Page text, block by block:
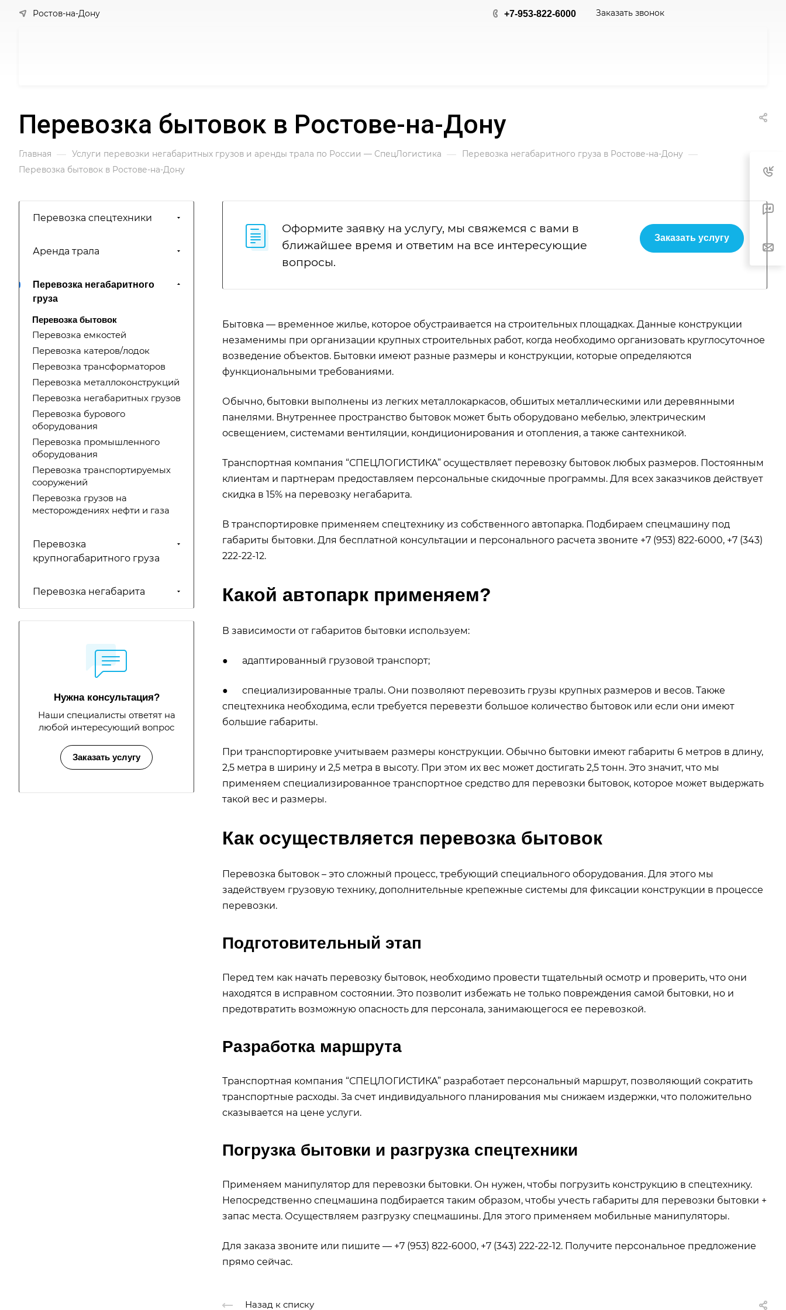
Ростов-на-Дону +7-953-822-6000 Заказать звонок
Перевозка бытовок в Ростове-на-Дону
Главная — Услуги перевозки негабаритных грузов и аренды трала по России — СпецЛогистика — Перевозка негабаритного груза в Ростове-на-Дону —
Перевозка бытовок в Ростове-на-Дону
Оформите заявку на услугу, мы свяжемся с вами в
ближайшее время и ответим на все интересующие
вопросы.
Заказать услугу
Бытовка — временное жилье, которое обустраивается на строительных площадках. Данные конструкции
незаменимы при организации крупных строительных работ, когда необходимо организовать круглосуточное
возведение объектов. Бытовки имеют разные размеры и конструкции, которые определяются
функциональными требованиями.
Обычно, бытовки выполнены из легких металлокаркасов, обшитых металлическими или деревянными
панелями. Внутреннее пространство бытовок может быть оборудовано мебелью, электрическим
освещением, системами вентиляции, кондиционирования и отопления, а также сантехникой.
Транспортная компания “СПЕЦЛОГИСТИКА” осуществляет перевозку бытовок любых размеров. Постоянным
клиентам и партнерам предоставляем персональные скидочные программы. Для всех заказчиков действует
скидка в 15% на перевозку негабарита.
В транспортировке применяем спецтехнику из собственного автопарка. Подбираем спецмашину под
габариты бытовки. Для бесплатной консультации и персонального расчета звоните +7 (953) 822-6000, +7 (343)
222-22-12.
Какой автопарк применяем?
В зависимости от габаритов бытовки используем:
● адаптированный грузовой транспорт;
● специализированные тралы. Они позволяют перевозить грузы крупных размеров и весов. Также
спецтехника необходима, если требуется перевезти большое количество бытовок или если они имеют
большие габариты.
При транспортировке учитываем размеры конструкции. Обычно бытовки имеют габариты 6 метров в длину,
2,5 метра в ширину и 2,5 метра в высоту. При этом их вес может достигать 2,5 тонн. Это значит, что мы
применяем специализированное транспортное средство для перевозки бытовок, которое может выдержать
такой вес и размеры.
Как осуществляется перевозка бытовок
Перевозка бытовок – это сложный процесс, требующий специального оборудования. Для этого мы
задействуем грузовую технику, дополнительные крепежные системы для фиксации конструкции в процессе
перевозки.
Подготовительный этап
Перед тем как начать перевозку бытовок, необходимо провести тщательный осмотр и проверить, что они
находятся в исправном состоянии. Это позволит избежать не только повреждения самой бытовки, но и
предотвратить возможную опасность для персонала, занимающегося ее перевозкой.
Разработка маршрута
Транспортная компания “СПЕЦЛОГИСТИКА” разработает персональный маршрут, позволяющий сократить
транспортные расходы. За счет индивидуального планирования мы снижаем издержки, что положительно
сказывается на цене услуги.
Погрузка бытовки и разгрузка спецтехники
Применяем манипулятор для перевозки бытовки. Он нужен, чтобы погрузить конструкцию в спецтехнику.
Непосредственно спецмашина подбирается таким образом, чтобы учесть габариты для перевозки бытовки +
запас места. Осуществляем разгрузку спецмашины. Для этого применяем мобильные манипуляторы.
Для заказа звоните или пишите — +7 (953) 822-6000, +7 (343) 222-22-12. Получите персональное предложение
прямо сейчас.
Назад к списку
Перевозка спецтехники
Аренда трала
Перевозка негабаритного
груза
Перевозка бытовок
Перевозка емкостей
Перевозка катеров/лодок
Перевозка трансформаторов
Перевозка металлоконструкций
Перевозка негабаритных грузов
Перевозка бурового
оборудования
Перевозка промышленного
оборудования
Перевозка транспортируемых
сооружений
Перевозка грузов на
месторождениях нефти и газа
Перевозка
крупногабаритного груза
Перевозка негабарита
Нужна консультация?
Наши специалисты ответят на
любой интересующий вопрос
Заказать услугу